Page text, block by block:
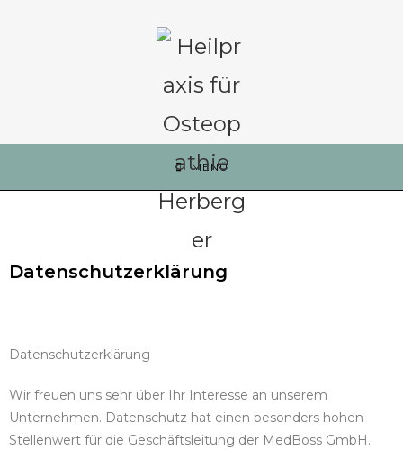
MENÜ
Datenschutzerklärung
Datenschutzerklärung
Wir freuen uns sehr über Ihr Interesse an unserem
Unternehmen. Datenschutz hat einen besonders hohen
Stellenwert für die Geschäftsleitung der MedBoss GmbH.